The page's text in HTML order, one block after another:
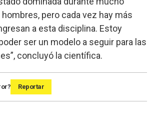
pero cada vez hay más
a esta disciplina. Estoy
ser un modelo a seguir para las
concluyó la científica.
Reportar